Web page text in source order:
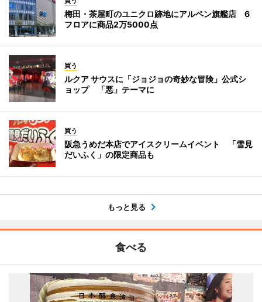
梅田・茶屋町のユニクロ跡地にアルペン旗艦店 6
フロアに商品2万5000点
買う
ルクア サウスに「ジョジョの奇妙な冒険」公式シ
ョップ 「悪」テーマに
買う
阪急うめだ本店でアイスクリームイベント 「雪見
だいふく」の限定商品も
もっと見る
食べる